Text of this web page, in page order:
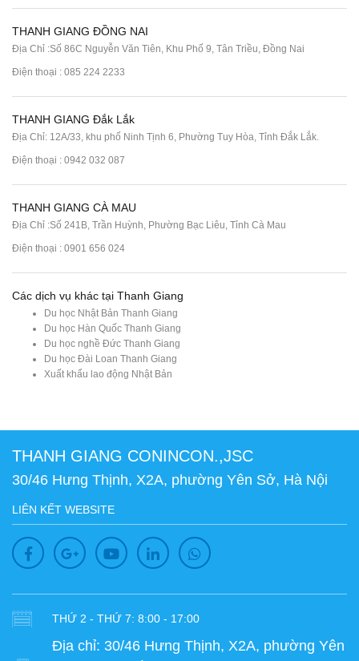
THANH GIANG ĐỒNG NAI
Địa Chỉ :Số 86C Nguyễn Văn Tiên, Khu Phố 9, Tân Triều, Đồng Nai
Điện thoại : 085 224 2233
THANH GIANG Đắk Lắk
Địa Chỉ: 12A/33, khu phố Ninh Tịnh 6, Phường Tuy Hòa, Tỉnh Đắk Lắk.
Điện thoại : 0942 032 087
THANH GIANG CÀ MAU
Địa Chỉ :Số 241B, Trần Huỳnh, Phường Bạc Liêu, Tỉnh Cà Mau
Điện thoại : 0901 656 024
Các dịch vụ khác tại Thanh Giang
Du học Nhật Bản Thanh Giang
Du học Hàn Quốc Thanh Giang
Du học nghề Đức Thanh Giang
Du học Đài Loan Thanh Giang
Xuất khẩu lao động Nhật Bản
THANH GIANG CONINCON.,JSC
30/46 Hưng Thịnh, X2A, phường Yên Sở, Hà Nội
LIÊN KẾT WEBSITE
THỨ 2 - THỨ 7: 8:00 - 17:00
Địa chỉ: 30/46 Hưng Thịnh, X2A, phường Yên